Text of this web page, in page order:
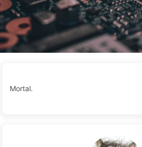
Mortal.